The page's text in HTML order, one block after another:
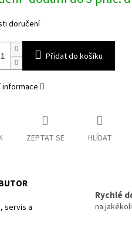
doručení
Přidat do košíku
informace
ZEPTAT SE HLÍDAT
servis a
Rychlé
na